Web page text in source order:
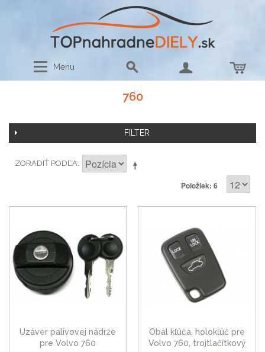
Menu
760
FILTER
ZORADIŤ PODĽA
Položiek: 6
Uzáver palivovej nádrže
pre Volvo 760
Obal kľúča, holokľúč pre
Volvo 760, trojtlačítkový